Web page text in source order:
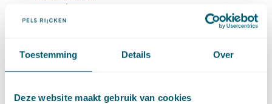
Toestemming Details Over
Deze website maakt gebruik van cookies
november (15)
oktober (15)
augustus (6)
mei (13)